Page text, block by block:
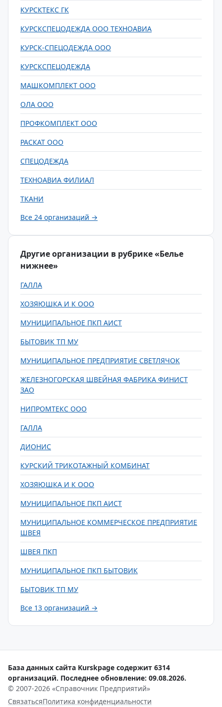
КУРСКТЕКС ГК
КУРСКСПЕЦОДЕЖДА ООО ТЕХНОАВИА
КУРСК-СПЕЦОДЕЖДА ООО
КУРСКСПЕЦОДЕЖДА
МАШКОМПЛЕКТ ООО
ОЛА ООО
ПРОФКОМПЛЕКТ ООО
РАСКАТ ООО
СПЕЦОДЕЖДА
ТЕХНОАВИА ФИЛИАЛ
ТКАНИ
Все 24 организаций →
Другие организации в рубрике «Белье
нижнее»
ГАЛЛА
ХОЗЯЮШКА И К ООО
МУНИЦИПАЛЬНОЕ ПКП АИСТ
БЫТОВИК ТП МУ
МУНИЦИПАЛЬНОЕ ПРЕДПРИЯТИЕ СВЕТЛЯЧОК
ЖЕЛЕЗНОГОРСКАЯ ШВЕЙНАЯ ФАБРИКА ФИНИСТ
ЗАО
НИПРОМТЕКС ООО
ГАЛЛА
ДИОНИС
КУРСКИЙ ТРИКОТАЖНЫЙ КОМБИНАТ
ХОЗЯЮШКА И К ООО
МУНИЦИПАЛЬНОЕ ПКП АИСТ
МУНИЦИПАЛЬНОЕ КОММЕРЧЕСКОЕ ПРЕДПРИЯТИЕ
ШВЕЯ
ШВЕЯ ПКП
МУНИЦИПАЛЬНОЕ ПКП БЫТОВИК
БЫТОВИК ТП МУ
Все 13 организаций →
База данных сайта Kurskpage содержит 6314
организаций. Последнее обновление: 09.08.2026.
© 2007-2026 «Справочник Предприятий»
СвязатьсяПолитика конфиденциальности